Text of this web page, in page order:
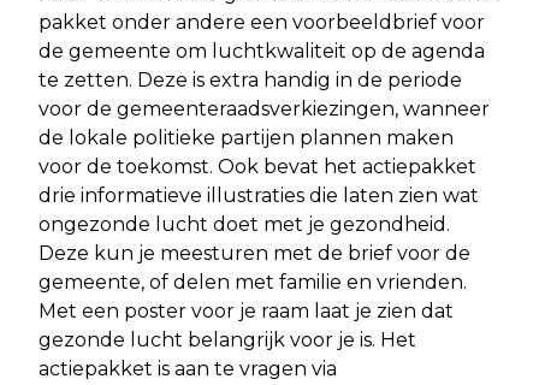
pakket onder andere een voorbeeldbrief voor
de gemeente om luchtkwaliteit op de agenda
te zetten. Deze is extra handig in de periode
voor de gemeenteraadsverkiezingen, wanneer
de lokale politieke partijen plannen maken
voor de toekomst. Ook bevat het actiepakket
drie informatieve illustraties die laten zien wat
ongezonde lucht doet met je gezondheid.
Deze kun je meesturen met de brief voor de
gemeente, of delen met familie en vrienden.
Met een poster voor je raam laat je zien dat
gezonde lucht belangrijk voor je is. Het
actiepakket is aan te vragen via